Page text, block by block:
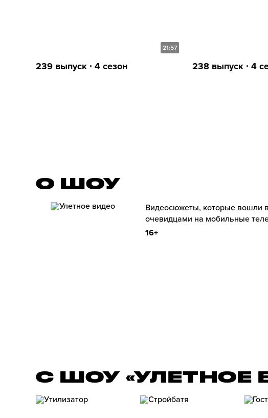
21:57
239 выпуск ∙ 4 сезон 238 выпуск ∙ 4
О ШОУ
Видеосюжеты, которые вошли
очевидцами на мобильные
16+
С ШОУ «УЛЕТНОЕ